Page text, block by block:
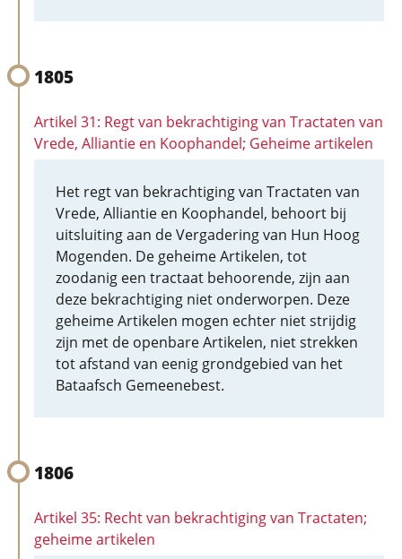
1805
Artikel 31: Regt van bekrachtiging van Tractaten van
Vrede, Alliantie en Koophandel; Geheime artikelen
Het regt van bekrachtiging van Tractaten van
Vrede, Alliantie en Koophandel, behoort bij
uitsluiting aan de Vergadering van Hun Hoog
Mogenden. De geheime Artikelen, tot
zoodanig een tractaat behoorende, zijn aan
deze bekrachtiging niet onderworpen. Deze
geheime Artikelen mogen echter niet strijdig
zijn met de openbare Artikelen, niet strekken
tot afstand van eenig grondgebied van het
Bataafsch Gemeenebest.
1806
Artikel 35: Recht van bekrachtiging van Tractaten;
geheime artikelen